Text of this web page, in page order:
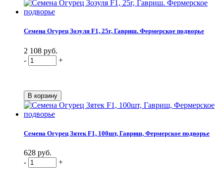
Семена Огурец Зозуля F1, 25г, Гавриш. Фермерское подворье
2 108 руб.
-
+
Семена Огурец Зятек F1, 100шт, Гавриш, Фермерское подворье
628 руб.
-
+